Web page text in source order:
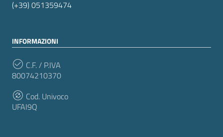
(+39) 051359474
INFORMAZIONI
C.F. / P.IVA
80074210370
Cod. Univoco
UFAI9Q